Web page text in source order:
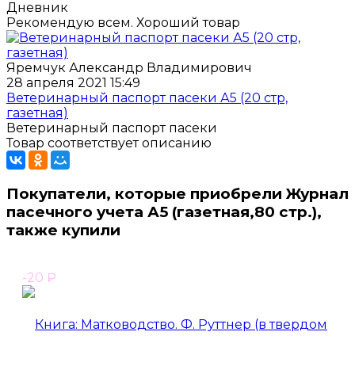
Дневник
Рекомендую всем. Хороший товар
Яремчук Александр Владимирович
28 апреля 2021 15:49
Ветеринарный паспорт пасеки А5 (20 стр,
газетная)
Ветеринарный паспорт пасеки
Товар соответствует описанию
Покупатели, которые приобрели Журнал
пасечного учета А5 (газетная,80 стр.),
также купили
-20 ₽